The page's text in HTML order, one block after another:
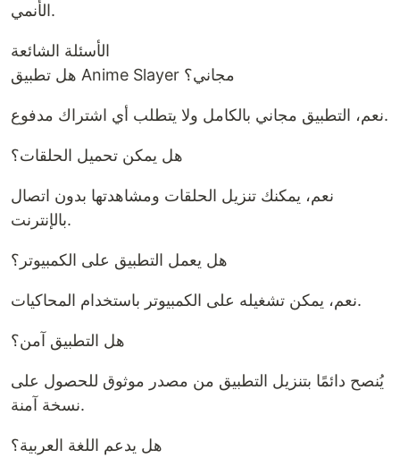
الأنمي.
الأسئلة الشائعة
هل تطبيق Anime Slayer مجاني؟
نعم، التطبيق مجاني بالكامل ولا يتطلب أي اشتراك مدفوع.
هل يمكن تحميل الحلقات؟
نعم، يمكنك تنزيل الحلقات ومشاهدتها بدون اتصال
بالإنترنت.
هل يعمل التطبيق على الكمبيوتر؟
نعم، يمكن تشغيله على الكمبيوتر باستخدام المحاكيات.
هل التطبيق آمن؟
يُنصح دائمًا بتنزيل التطبيق من مصدر موثوق للحصول على
نسخة آمنة.
هل يدعم اللغة العربية؟